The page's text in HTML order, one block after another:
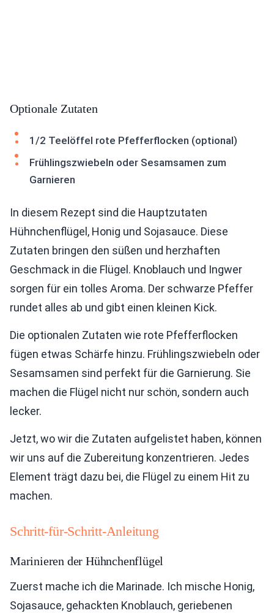
Optionale Zutaten
1/2 Teelöffel rote Pfefferflocken (optional)
Frühlingszwiebeln oder Sesamsamen zum
Garnieren
In diesem Rezept sind die Hauptzutaten
Hühnchenflügel, Honig und Sojasauce. Diese
Zutaten bringen den süßen und herzhaften
Geschmack in die Flügel. Knoblauch und Ingwer
sorgen für ein tolles Aroma. Der schwarze Pfeffer
rundet alles ab und gibt einen kleinen Kick.
Die optionalen Zutaten wie rote Pfefferflocken
fügen etwas Schärfe hinzu. Frühlingszwiebeln oder
Sesamsamen sind perfekt für die Garnierung. Sie
machen die Flügel nicht nur schön, sondern auch
lecker.
Jetzt, wo wir die Zutaten aufgelistet haben, können
wir uns auf die Zubereitung konzentrieren. Jedes
Element trägt dazu bei, die Flügel zu einem Hit zu
machen.
Schritt-für-Schritt-Anleitung
Marinieren der Hühnchenflügel
Zuerst mache ich die Marinade. Ich mische Honig,
Sojasauce, gehackten Knoblauch, geriebenen